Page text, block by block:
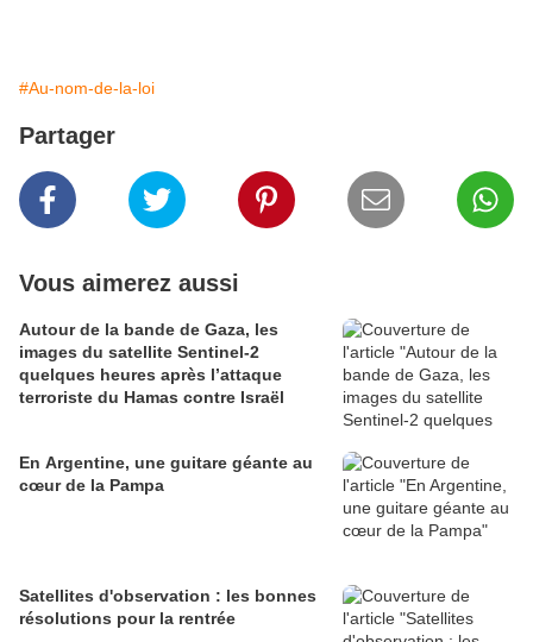
#Au-nom-de-la-loi
Partager
Vous aimerez aussi
Autour de la bande de Gaza, les
images du satellite Sentinel-2
quelques heures après l’attaque
terroriste du Hamas contre Israël
En Argentine, une guitare géante au
cœur de la Pampa
Satellites d'observation : les bonnes
résolutions pour la rentrée